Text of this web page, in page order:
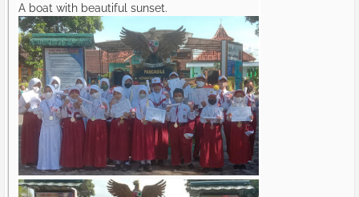
A boat with beautiful sunset.